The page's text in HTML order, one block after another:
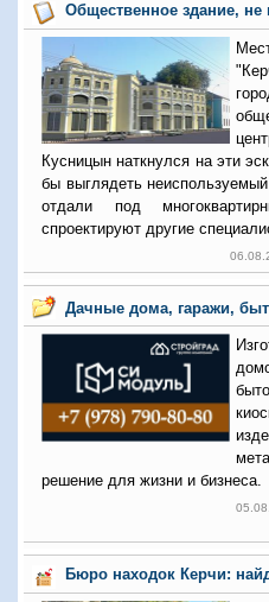
Общественное здание, не
Кусницын наткнулся на эти
бы выглядеть
отдали под
спроектируют другие
Дачные дома, гаражи,
решение для жизни и бизнеса.
Бюро находок Керчи: